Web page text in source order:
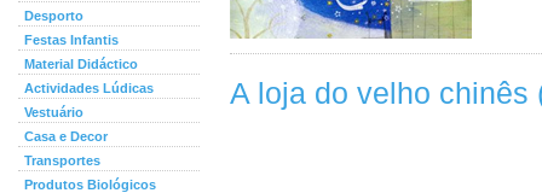
Desporto
Festas Infantis
Material Didáctico
Actividades Lúdicas
Vestuário
Casa e Decor
Transportes
Produtos Biológicos
A loja do velho chinês